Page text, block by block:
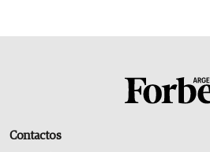
Contactos